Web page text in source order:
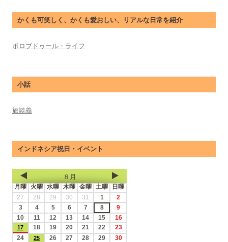
かくも可笑しく、かくも愛おしい、リアルな日常を紹介
ボロブドゥール・ライフ
小話
旅談義
インドネシア祝日・イベント
８月
月曜 火曜 水曜 木曜 金曜 土曜
日曜
27
28 29 30 31 1
2
3
4 5 6 7 8
9
10
11 12 13 14 15 16
17 18 19 20 21 22
23
24
25 26 27 28 29
30